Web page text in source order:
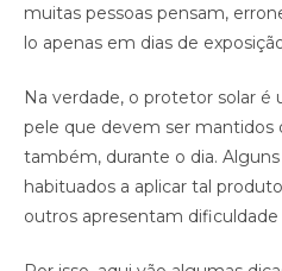
muitas pessoas pensam,
lo apenas em dias de
Na verdade, o protetor solar é
pele que devem ser mantidos
também, durante o dia.
habituados a aplicar tal
outros apresentam dificuldade